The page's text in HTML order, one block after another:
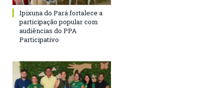
Ipixuna do Pará fortalece a
participação popular com
audiências do PPA
Participativo